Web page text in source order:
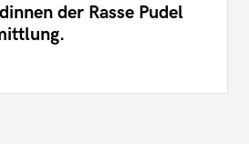
der Rasse Pudel